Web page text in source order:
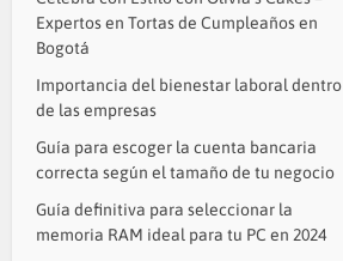
Expertos en Tortas de Cumpleaños en
Bogotá
Importancia del bienestar laboral dentro
de las empresas
Guía para escoger la cuenta bancaria
correcta según el tamaño de tu negocio
Guía definitiva para seleccionar la
memoria RAM ideal para tu PC en 2024